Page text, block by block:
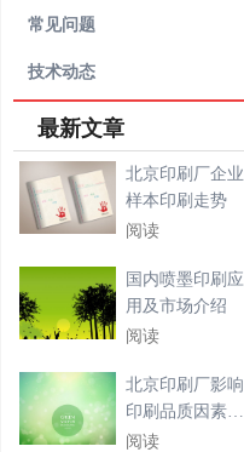
常见问题
技术动态
最新文章
北京印刷厂企业
样本印刷走势
阅读
国内喷墨印刷应
用及市场介绍
阅读
北京印刷厂影响
印刷品质因素及
印刷
阅读